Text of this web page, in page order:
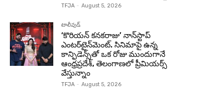
TFJA - August 5, 2026
టాలీవుడ్
‘కొరియన్ కనకరాజు’ నాన్‌స్టాప్
ఎంటర్‌టైన్‌మెంట్. సినిమాపై ఉన్న
కాన్ఫిడెన్స్‌తో ఒక రోజు ముందుగానే
ఆంధ్రప్రదేశ్, తెలంగాణలో ప్రీమియర్స్
వేస్తున్నాం
TFJA - August 5, 2026